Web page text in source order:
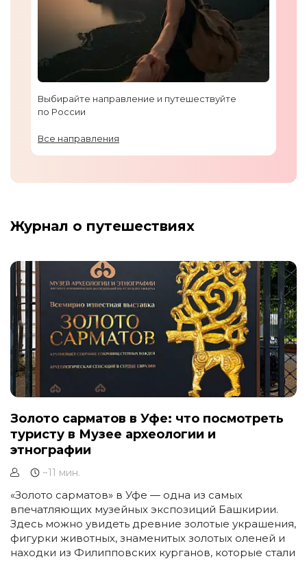
Выбирайте направление и путешествуйте
по России
Все направления
Журнал о путешествиях
Золото сарматов в Уфе: что посмотреть
туристу в Музее археологии и
этнографии
~11 мин.
«Золото сарматов» в Уфе — одна из самых
впечатляющих музейных экспозиций Башкирии.
Здесь можно увидеть древние золотые украшения,
фигурки животных, знаменитых золотых оленей и
находки из Филипповских курганов, которые стали